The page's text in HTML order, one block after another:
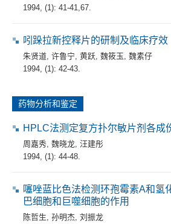
1994, (1): 41-41,67.
吲跺拉新控释片的研制及临床疗效
朱贤道 许鲁宁 黄跃 魏筱玉 魏素仔
1994, (1): 42-43.
药物分析和鉴定
HPLC法测定复方扑尔敏片剂各成
周嘉秀 魏晓龙 汪建彤
1994, (1): 44-48.
噻唑蓝比色法检测环孢霉素A和氢
巴细胞和巨噬细胞的作用
陈哲生 孙明杰 刘振龙